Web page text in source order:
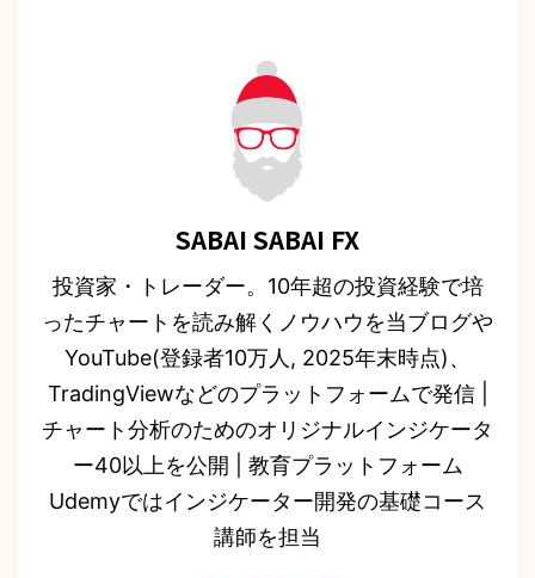
SABAI SABAI FX
投資家・トレーダー。10年超の投資経験で培
ったチャートを読み解くノウハウを当ブログや
YouTube(登録者10万人, 2025年末時点)、
TradingViewなどのプラットフォームで発信 |
チャート分析のためのオリジナルインジケータ
ー40以上を公開 | 教育プラットフォーム
Udemyではインジケーター開発の基礎コース
講師を担当